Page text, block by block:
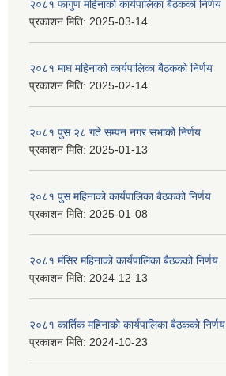
२०८१ फागुण महिनाको कार्यपालिका बैठकको निर्णय
प्रकाशन मिति: 2025-03-14
२०८१ माघ महिनाको कार्यपालिका बैठकको निर्णय
प्रकाशन मिति: 2025-02-14
२०८१ पुस २८ गते सम्प‍न नगर सभाको निर्णय
प्रकाशन मिति: 2025-01-13
२०८१ पुस महिनाको कार्यपालिका बैठकको निर्णय
प्रकाशन मिति: 2025-01-08
२०८१ मंसिर महिनाको कार्यपालिका बैठकको निर्णय
प्रकाशन मिति: 2024-12-13
२०८१ कार्तिक महिनाको कार्यपालिका बैठकको निर्णय
प्रकाशन मिति: 2024-10-23